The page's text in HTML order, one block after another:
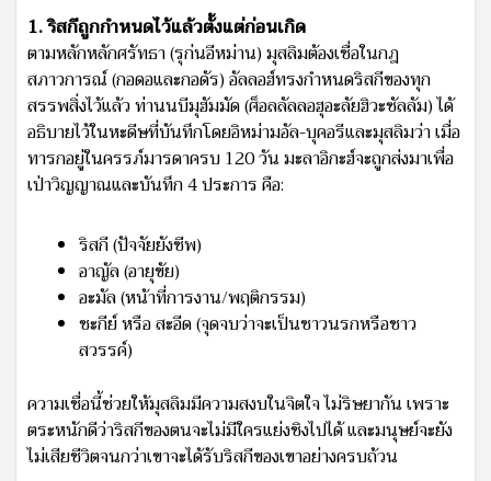
1. ริสกีถูกกำหนดไว้แล้วตั้งแต่ก่อนเกิด
ตามหลักหลักศรัทธา (รุก่นอีหม่าน) มุสลิมต้องเชื่อในกฎ
สภาวการณ์ (กอดอและกอดัร) อัลลอฮ์ทรงกำหนดริสกีของทุก
สรรพสิ่งไว้แล้ว ท่านนบีมุฮัมมัด (ศ็อลลัลลอฮุอะลัยฮิวะซัลลัม) ได้
อธิบายไว้ในหะดีษที่บันทึกโดยอิหม่ามอัล-บุคอรีและมุสลิมว่า เมื่อ
ทารกอยู่ในครรภ์มารดาครบ 120 วัน มะลาอิกะฮ์จะถูกส่งมาเพื่อ
เป่าวิญญาณและบันทึก 4 ประการ คือ:
ริสกี (ปัจจัยยังชีพ)
อาญัล (อายุขัย)
อะมัล (หน้าที่การงาน/พฤติกรรม)
ชะกีย์ หรือ สะอีด (จุดจบว่าจะเป็นชาวนรกหรือชาว
สวรรค์)
ความเชื่อนี้ช่วยให้มุสลิมมีความสงบในจิตใจ ไม่ริษยากัน เพราะ
ตระหนักดีว่าริสกีของตนจะไม่มีใครแย่งชิงไปได้ และมนุษย์จะยัง
ไม่เสียชีวิตจนกว่าเขาจะได้รับริสกีของเขาอย่างครบถ้วน